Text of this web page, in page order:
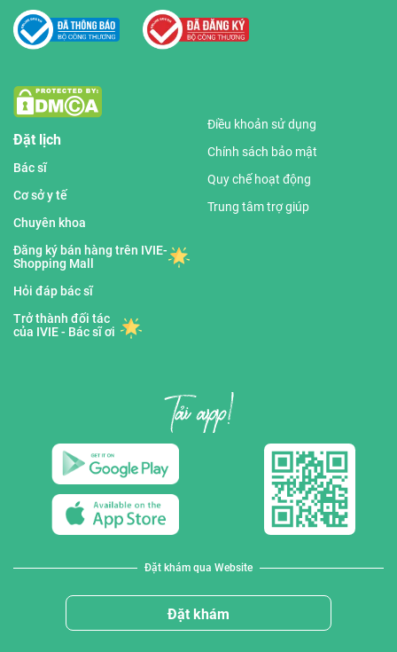
Đặt lịch
Bác sĩ
Cơ sở y tế
Chuyên khoa
Đăng ký bán hàng trên IVIE-
Shopping Mall
Hỏi đáp bác sĩ
Trở thành đối tác
của IVIE - Bác sĩ ơi
Điều khoản sử dụng
Chính sách bảo mật
Quy chế hoạt động
Trung tâm trợ giúp
Đặt khám qua Website
Đặt khám